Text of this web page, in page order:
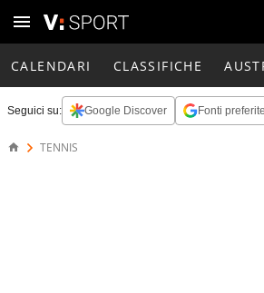
CALENDARI CLASSIFICHE
Seguici su: Google Discover Fonti preferite
TENNIS